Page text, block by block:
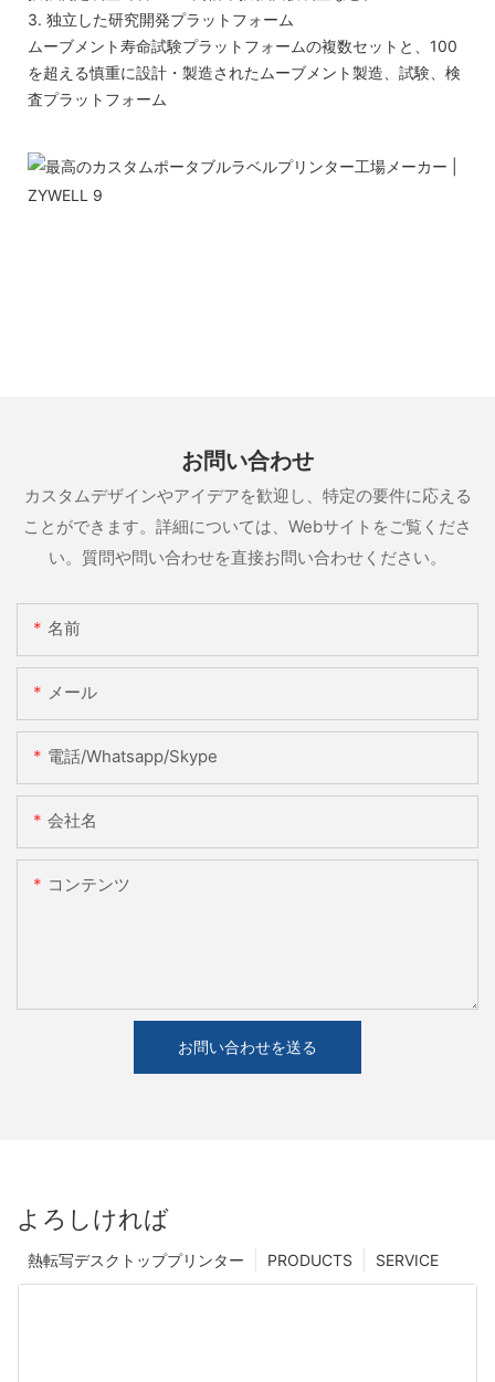
3. 独立した研究開発プラットフォーム
ムーブメント寿命試験プラットフォームの複数セットと、100
を超える慎重に設計・製造されたムーブメント製造、試験、検
査プラットフォーム
お問い合わせ
カスタムデザインやアイデアを歓迎し、特定の要件に応える
ことができます。詳細については、Webサイトをご覧くださ
い。質問や問い合わせを直接お問い合わせください。
名前
メール
電話/whatsapp/skype
会社名
コンテンツ
お問い合わせを送る
よろしければ
SERVICE
PRODUCTS
熱転写デスクトッププリンター